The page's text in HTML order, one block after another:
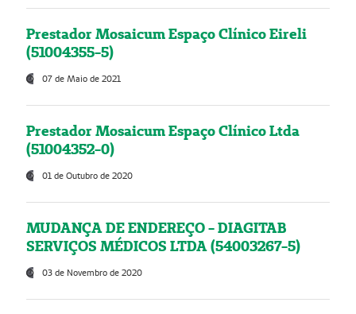
Prestador Mosaicum Espaço Clínico Eireli
(51004355-5)
07 de Maio de 2021
Prestador Mosaicum Espaço Clínico Ltda
(51004352-0)
01 de Outubro de 2020
MUDANÇA DE ENDEREÇO - DIAGITAB
SERVIÇOS MÉDICOS LTDA (54003267-5)
03 de Novembro de 2020